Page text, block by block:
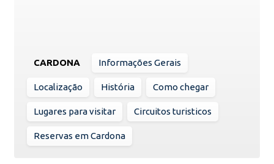
CARDONA Informações Gerais
Localização História Como chegar
Lugares para visitar Circuitos turisticos
Reservas em Cardona